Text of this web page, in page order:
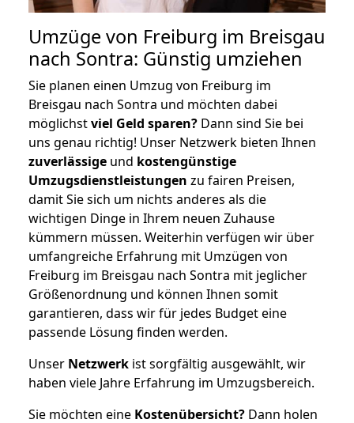
Umzüge von Freiburg im Breisgau
nach Sontra: Günstig umziehen
Sie planen einen Umzug von Freiburg im
Breisgau nach Sontra und möchten dabei
möglichstviel Geld sparen? Dann sind Sie bei
uns genau richtig! Unser Netzwerk bieten Ihnen
zuverlässige und kostengünstige
Umzugsdienstleistungen zu fairen Preisen,
damit Sie sich um nichts anderes als die
wichtigen Dinge in Ihrem neuen Zuhause
kümmern müssen. Weiterhin verfügen wir über
umfangreiche Erfahrung mit Umzügen von
Freiburg im Breisgau nach Sontra mit jeglicher
Größenordnung und können Ihnen somit
garantieren, dass wir für jedes Budget eine
passende Lösung finden werden.
Unser Netzwerk ist sorgfältig ausgewählt, wir
haben viele Jahre Erfahrung im Umzugsbereich.
Sie möchten eine Kostenübersicht? Dann holen